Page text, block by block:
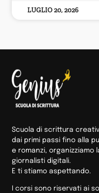
LUGLIO 20, 2026
Scuola di scrittura
dai primi passi fino alla
e romanzi, organizziamo
giornalisti digitali.
E ti stiamo aspettando.
I corsi sono riservati ai